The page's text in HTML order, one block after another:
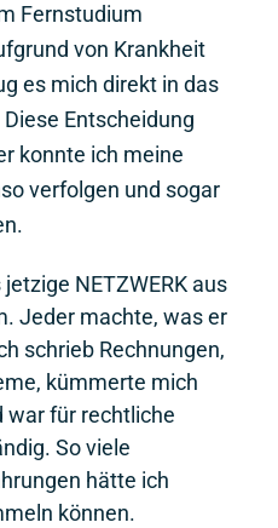
Fernstudium
von Krankheit
es mich direkt in das
Entscheidung
konnte ich meine
verfolgen und sogar
NETZWERK aus
Jeder machte, was er
schrieb Rechnungen,
kümmerte mich
war für rechtliche
So viele
hätte ich
können.